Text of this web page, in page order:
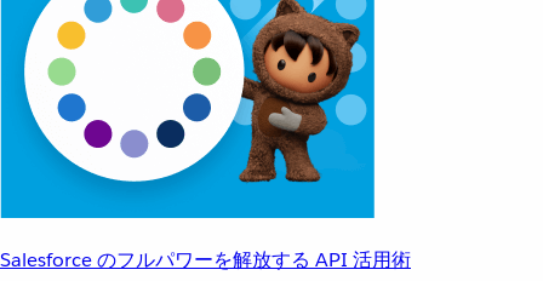
Salesforce のフルパワーを解放する API 活用術